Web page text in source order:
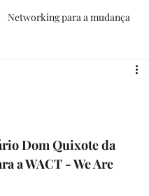
Networking para a mudança
Dom Quixote da
a WACT - We Are